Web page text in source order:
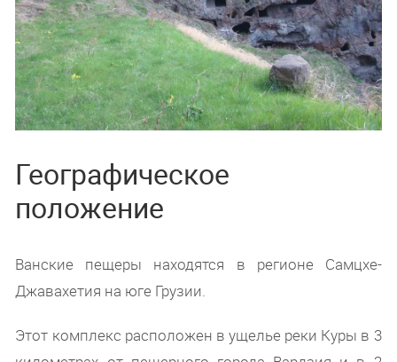
Географическое
положение
Ванские пещеры находятся в регионе Самцхе-
Джавахетия на юге Грузии.
Этот комплекс расположен в ущелье реки Куры в 3